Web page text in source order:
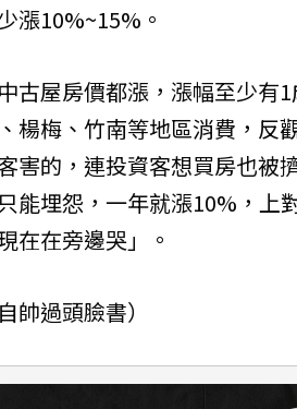
漲10%~15%。
古屋房價都漲，漲幅至少有
楊梅、竹南等地區消費，反
害的，連投資客想買房也被
能埋怨，一年就漲10%，上
在在旁邊哭」。
帥過頭臉書）